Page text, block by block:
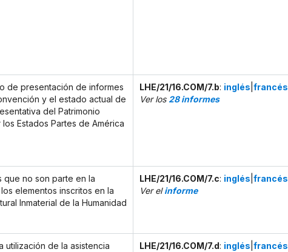
de presentación de informes
y el estado actual de
del Patrimonio
Estados Partes de América
LHE/21/16.COM/7.b: inglés francés
Ver los 28 informes
que no son parte en la
elementos inscritos en la
Inmaterial de la Humanidad
LHE/21/16.COM/7.c: inglés francés
Ver elinforme
utilización de la asistencia
LHE/21/16.COM/7.d: inglés francés